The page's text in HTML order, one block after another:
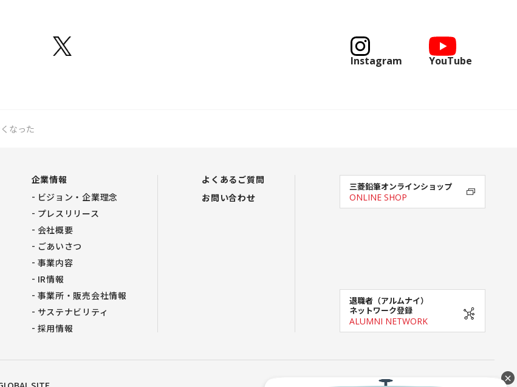
Instagram YouTube
なった
企業情報
ビジョン・企業理念
プレスリリース
会社概要
ごあいさつ
事業内容
IR情報
事業所・販売会社情報
サステナビリティ
採用情報
よくあるご質問
お問い合わせ
三菱鉛筆オンラインショップ
ONLINE SHOP
退職者（アルムナイ）
ネットワーク登録
ALUMNI NETWORK
×